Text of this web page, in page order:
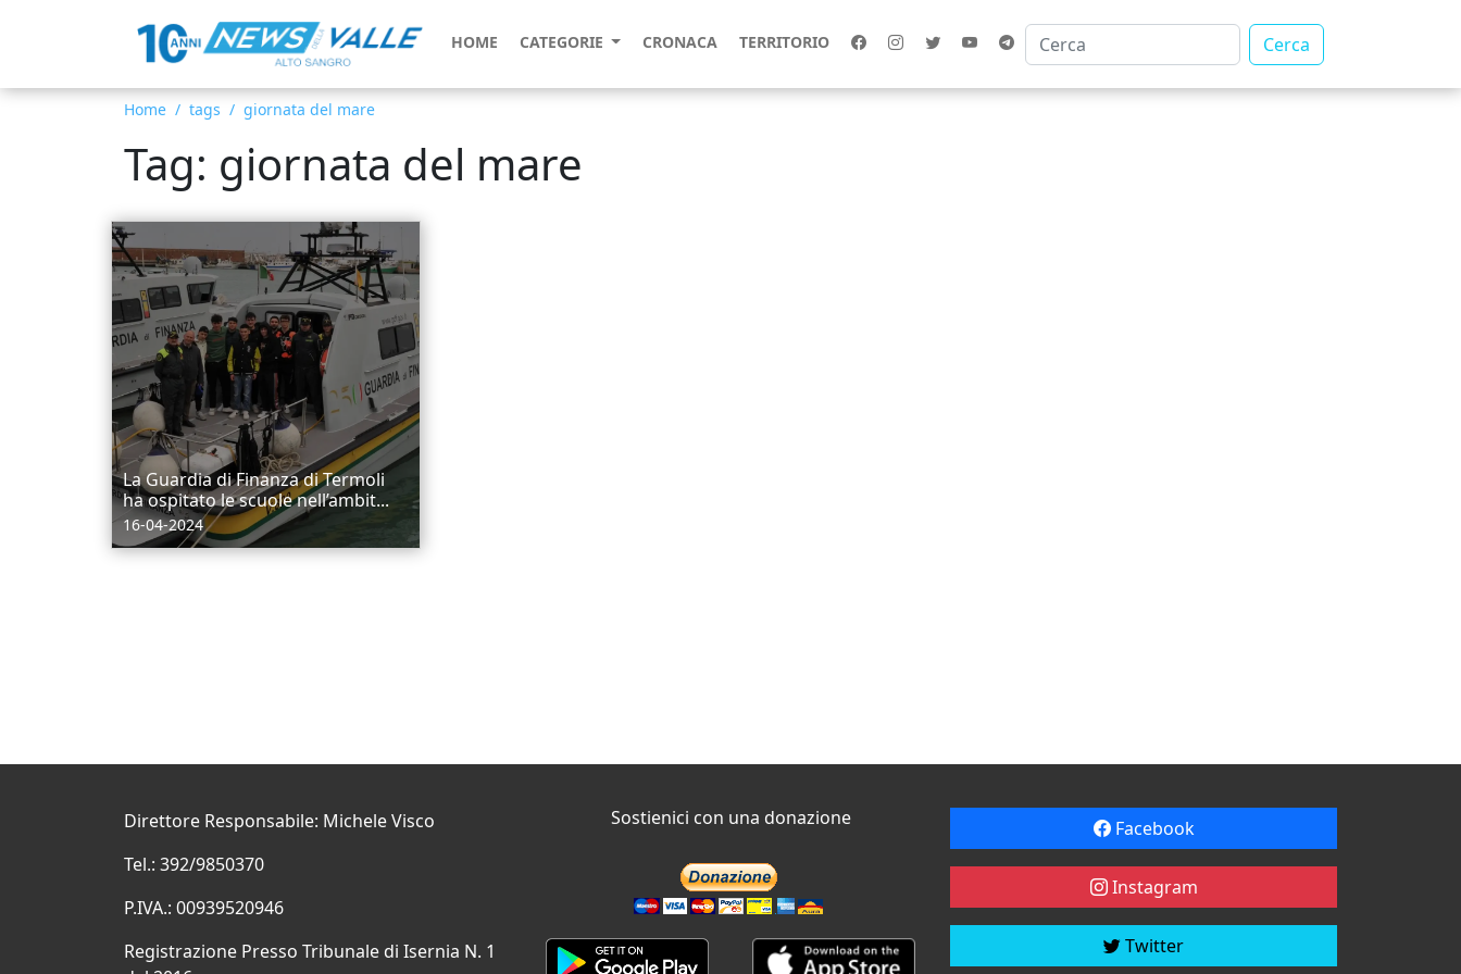
HOME CATEGORIE CRONACA TERRITORIO Cerca
Home tags giornata del mare
Tag: giornata del mare
La Guardia di Finanza di Termoli
ha ospitato le scuole nell’ambit...
16-04-2024
Direttore Responsabile: Michele Visco
Tel.: 392/9850370
P.IVA.: 00939520946
Registrazione Presso Tribunale di Isernia N. 1
Sostienici con una donazione Facebook
Instagram
Twitter